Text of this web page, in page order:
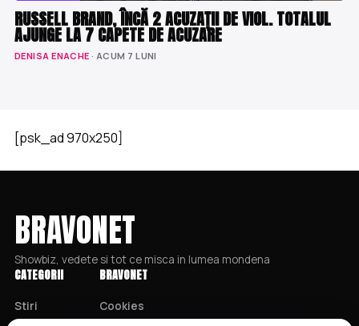
RUSSELL BRAND, ÎNCĂ 2 ACUZAȚII DE VIOL. TOTALUL
AJUNGE LA 7 CAPETE DE ACUZARE
DENISA ENACHE · ACUM 7 LUNI
[psk_ad 970x250]
BRAVONET
Showbiz, vedete si tot ce misca in lumea mondena
CATEGORII
Stiri
BRAVONET
Cookies